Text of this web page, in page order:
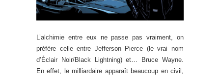
L’alchimie entre eux ne passe pas vraiment, on
préfère celle entre Jefferson Pierce (le vrai nom
d’Éclair Noir/Black Lightning) et… Bruce Wayne.
En effet, le milliardaire apparaît beaucoup en civil,